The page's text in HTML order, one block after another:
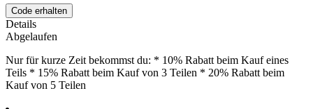
Code erhalten
Details
Abgelaufen
Nur für kurze Zeit bekommst du: * 10% Rabatt beim Kauf eines
Teils * 15% Rabatt beim Kauf von 3 Teilen * 20% Rabatt beim
Kauf von 5 Teilen